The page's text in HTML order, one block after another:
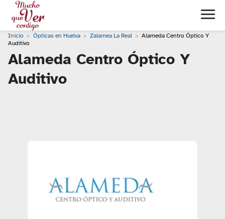
Inicio Ópticas en Huelva Zalamea La Real
Alameda Centro Óptico Y
Auditivo
Alameda Centro Óptico Y
Auditivo